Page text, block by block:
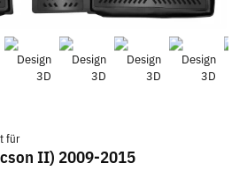
für
II) 2009-2015